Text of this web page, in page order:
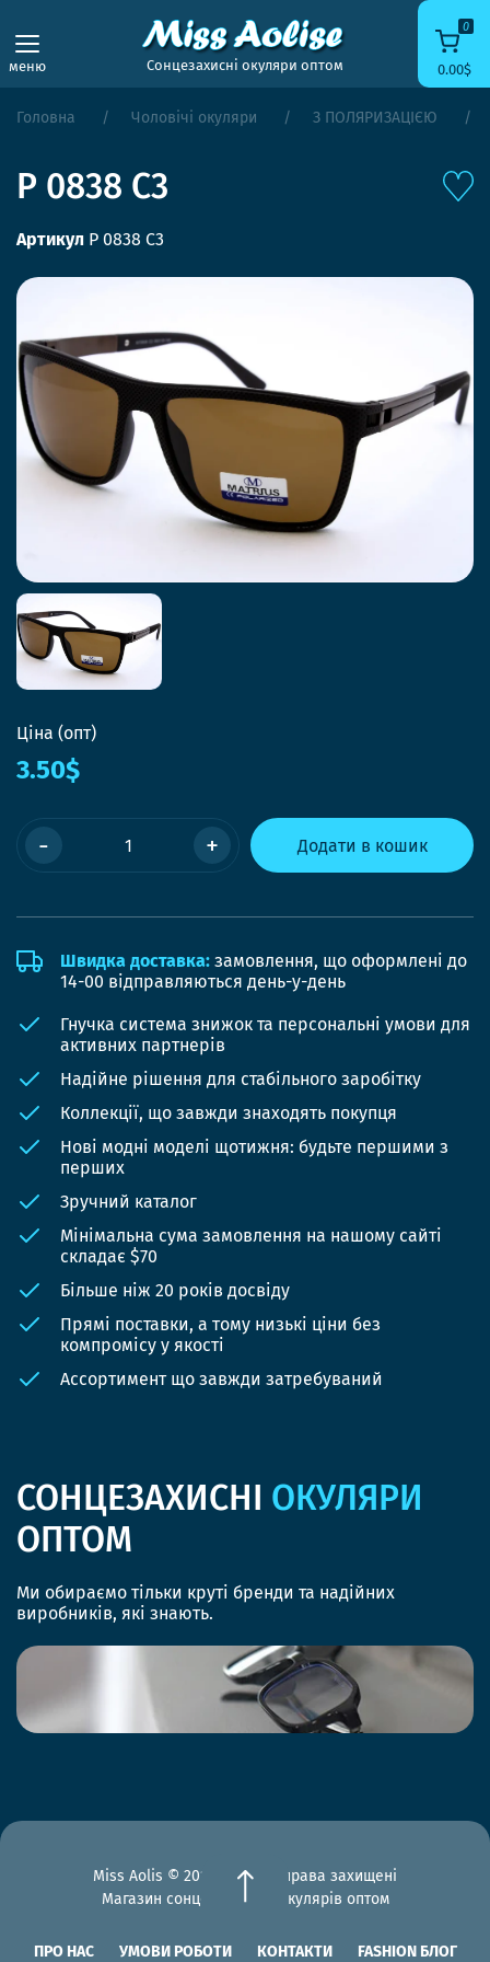
меню Сонцезахисні окуляри оптом
0
0.00$
Головна Чоловічі окуляри З ПОЛЯРИЗАЦІЄЮ
P 0838 C3
Артикул P 0838 C3
Ціна (опт)
3.50$
- + Додати в кошик
Швидка доставка: замовлення, що оформлені до
14-00 відправляються день-у-день
Гнучка система знижок та персональні умови для
активних партнерів
Надійне рішення для стабільного заробітку
Коллекції, що завжди знаходять покупця
Нові модні моделі щотижня: будьте першими з
перших
Зручний каталог
Мінімальна сума замовлення на нашому сайті
складає $70
Більше ніж 20 років досвіду
Прямі поставки, а тому низькі ціни без
компромісу у якості
Ассортимент що завжди затребуваний
СОНЦЕЗАХИСНІ ОКУЛЯРИ
ОПТОМ
Ми обираємо тільки круті бренди та надійних
виробників, які знають.
Miss Aolis © 2012-2026 Всі права захищені
Магазин сонцезахисних окулярів оптом
ПРО НАС УМОВИ РОБОТИ КОНТАКТИ FASHION БЛОГ